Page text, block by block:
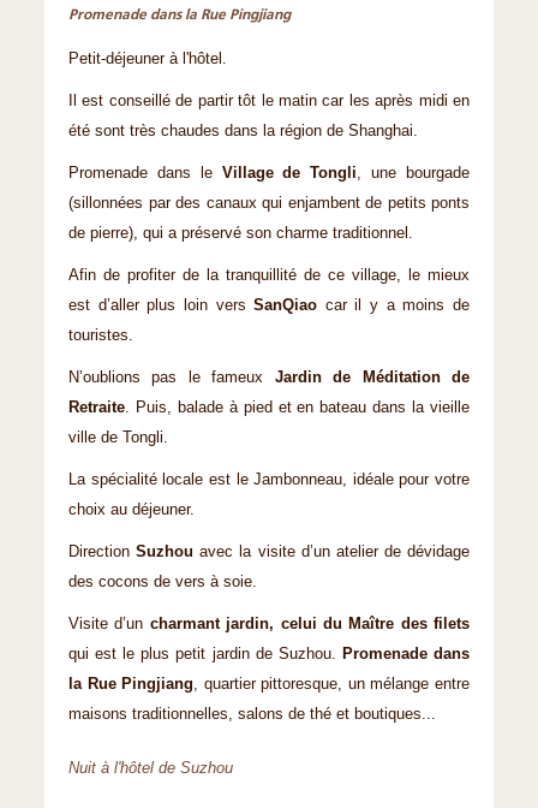
Promenade dans la Rue Pingjiang
Petit-déjeuner à l'hôtel.
Il est conseillé de partir tôt le matin car les après midi en
été sont très chaudes dans la région de Shanghai.
Promenade dans le Village de Tongli, une bourgade
(sillonnées par des canaux qui enjambent de petits ponts
de pierre), qui a préservé son charme traditionnel.
Afin de profiter de la tranquillité de ce village, le mieux
est d’aller plus loin versSanQiao car il y a moins de
touristes.
N’oublions pas le fameux Jardin de Méditation de
Retraite. Puis, balade à pied et en bateau dans la vieille
ville de Tongli.
La spécialité locale est le Jambonneau, idéale pour votre
choix au déjeuner.
DirectionSuzhou avec la visite d’un atelier de dévidage
des cocons de vers à soie.
Visite d’un charmant jardin, celui du Maître des filets
qui est le plus petit jardin de Suzhou. Promenade dans
la Rue Pingjiang, quartier pittoresque, un mélange entre
maisons traditionnelles, salons de thé et boutiques...
Nuit à l'hôtel de Suzhou